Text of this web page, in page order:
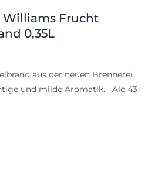
Kontakt
Williams Frucht
0,35L
aus der neuen Brennerei
und milde Aromatik. Alc 43